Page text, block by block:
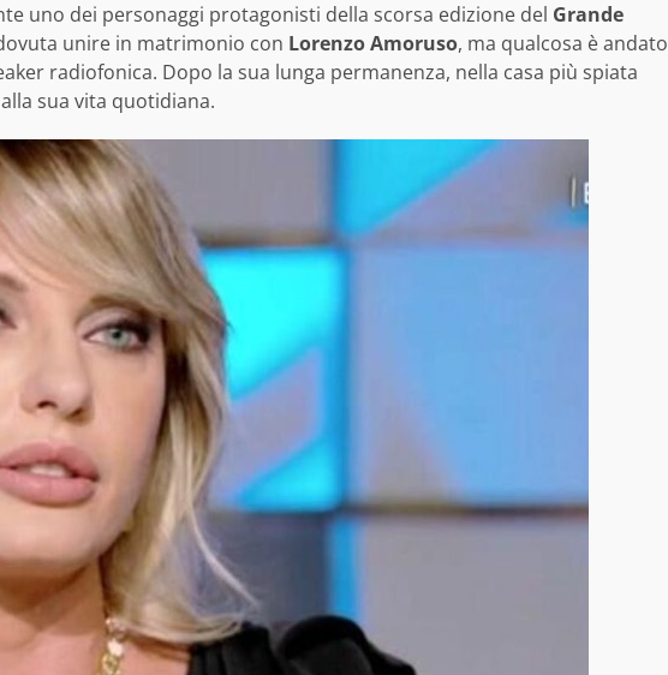
uno dei personaggi protagonisti della scorsa edizione del Grande
unire in matrimonio con Lorenzo Amoruso, ma qualcosa è andato
radiofonica. Dopo la sua lunga permanenza, nella casa più spiata
sua vita quotidiana.